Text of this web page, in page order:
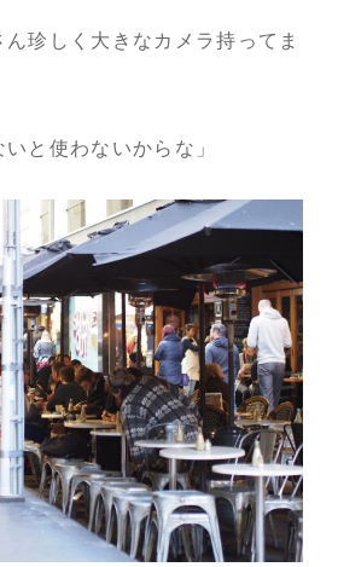
ん珍しく大きなカメラ持ってま
いと使わないからな」